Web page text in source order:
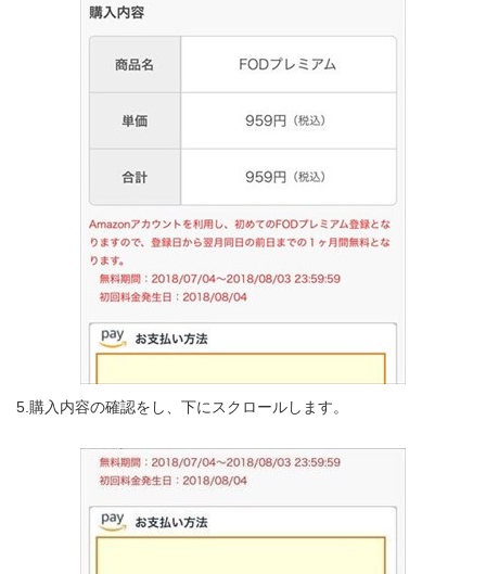
5.購入内容の確認をし、下にスクロールします。